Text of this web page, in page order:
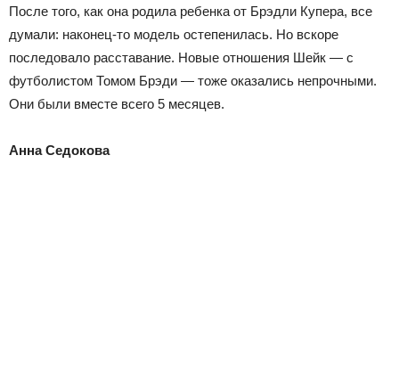
После того, как она родила ребенка от Брэдли Купера, все
думали: наконец-то модель остепенилась. Но вскоре
последовало расставание. Новые отношения Шейк — с
футболистом Томом Брэди — тоже оказались непрочными.
Они были вместе всего 5 месяцев.
Анна Седокова